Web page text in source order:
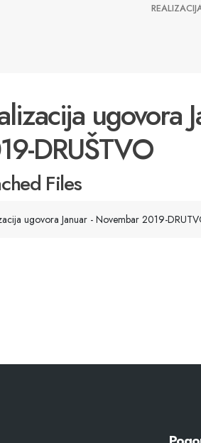
ugovora
DRUŠTVO
Files
ugovora Januar - Novembar 2019-